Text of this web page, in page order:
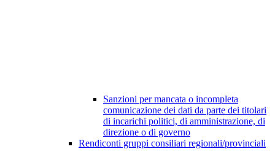
Sanzioni per mancata o incompleta
comunicazione dei dati da parte dei titolari
di incarichi politici, di amministrazione, di
direzione o di governo
Rendiconti gruppi consiliari regionali/provinciali